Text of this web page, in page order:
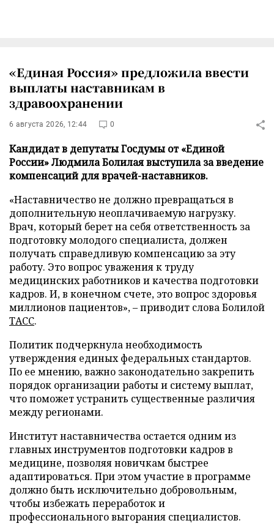
«Единая Россия» предложила ввести
выплаты наставникам в
здравоохранении
6 августа 2026, 12:44 0
Кандидат в депутаты Госдумы от «Единой
России» Людмила Болилая выступила за введение
компенсаций для врачей-наставников.
«Наставничество не должно превращаться в
дополнительную неоплачиваемую нагрузку.
Врач, который берет на себя ответственность за
подготовку молодого специалиста, должен
получать справедливую компенсацию за эту
работу. Это вопрос уважения к труду
медицинских работников и качества подготовки
кадров. И, в конечном счете, это вопрос здоровья
миллионов пациентов», – приводит слова Болилой
ТАСС.
Политик подчеркнула необходимость
утверждения единых федеральных стандартов.
По ее мнению, важно законодательно закрепить
порядок организации работы и систему выплат,
что поможет устранить существенные различия
между регионами.
Институт наставничества остается одним из
главных инструментов подготовки кадров в
медицине, позволяя новичкам быстрее
адаптироваться. При этом участие в программе
должно быть исключительно добровольным,
чтобы избежать переработок и
профессионального выгорания специалистов.